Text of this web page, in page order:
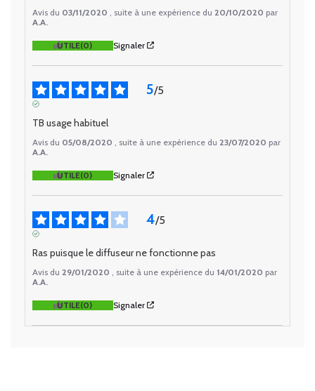
Avis du 03/11/2020 , suite à une expérience du 20/10/2020 par
A.A.
UTILE(0) Signaler
5/5
TB usage habituel
Avis du 05/08/2020 , suite à une expérience du 23/07/2020 par
A.A.
UTILE(0) Signaler
4/5
Ras puisque le diffuseur ne fonctionne pas
Avis du 29/01/2020 , suite à une expérience du 14/01/2020 par
A.A.
UTILE(0) Signaler